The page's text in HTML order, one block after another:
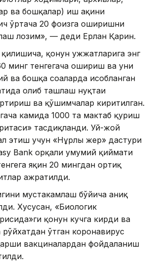
ва бошқалар) иш ҳақини
ўртача 20 фоизга оширишни
лозим», — деди Ерлан Қарин.
қонун ҳужжатларига энг
минг тенгегача ошириш ва уни
ва бошқа соҳаларда ҳисобланган
олиб ташлаш нуқтаи
ва қўшимчалар киритилган.
камида 1000 та мактаб қуриш
тасдиқланди. Уй-жой
этиш учун «Нұрлы жер» дастури
Bank орқали умумий қиймати
яқин 20 мингдан ортиқ
ажратилди.
мустаҳкамлаш бўйича аниқ
Хусусан, «Биологик
қонун кучга кирди ва
рўйхатдан ўтган коронавирус
вакциналардан фойдаланиш